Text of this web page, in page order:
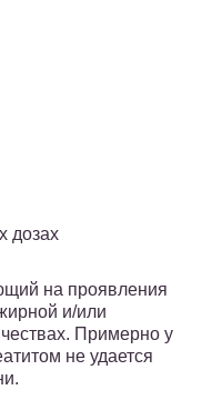
дозах
на проявления
и/или
Примерно у
не удается